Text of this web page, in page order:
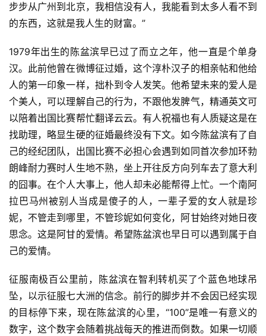
视
用
户
精
选
运
动
集
步步从广州到北京，我相信没有人，我能看到太多人看不到
的东西，这就是我人生的财富。”
1979年出生的陈盆滨早已过了而立之年，他一直是个单身
汉。此前他曾在微博征过婚，这个淳朴汉子的相亲帖和他给
人的第一印象一样，拙朴到令人发笑。他希望未来的爱人是
个美人，可以理解自己的行为，不跟他发脾气，精通英文可
以陪着出国比赛帮忙翻译云云。有人祝福也有人质疑这是在
找助理，略显生硬的征婚最终没有下文。如今陈盆滨有了自
己的经纪团队，出国比赛不必担心会遇到如同首次参加环勃
朗峰耐力赛时人生地不熟，坐上开往反方向列车去了意大利
的囧事。在个人大事上，他人却未必能帮得上忙。一个南阿
拉巴马州被别人当成是傻子的人，一辈子爱的女人就是珍
妮，不管走到哪里，不管珍妮如何变化，阿甘始终对她日夜
思念。这是阿甘的爱情。希望陈盆滨也早日可以遇到属于自
己的爱情。
征服南极百公里前，陈盆滨在智利转机买了个蓝色地球吊
坠，以示征服七大洲的信念。前行的脚步并不会因已经实现
的目标停下来，现在陈盆滨的心里，“100”是唯一有意义的
数字，这个数字会随着挑战每天的推进而倒数。如果一切顺